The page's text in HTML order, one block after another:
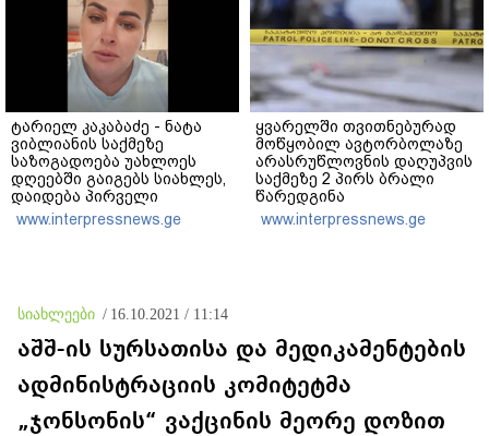
ტარიელ კაკაბაძე - ნატა
ვიბლიანის საქმეზე
საზოგადოება უახლოეს
დღეებში გაიგებს სიახლეს,
დაიდება პირველი
მნიშვნელოვანი შედეგი და
ოფიციალურად ცნობენ
www.interpressnews.ge
ყვარელში თვითნებურად
მოწყობილ ავტორბოლაზე
არასრუწლოვნის დაღუპვის
საქმეზე 2 პირს ბრალი
წარედგინა
www.interpressnews.ge
სიახლეები / 16.10.2021 / 11:14
აშშ-ის სურსათისა და მედიკამენტების
ადმინისტრაციის კომიტეტმა
„ჯონსონის“ ვაქცინის მეორე დოზით